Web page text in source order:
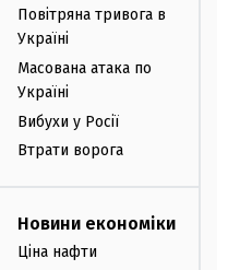
Повітряна тривога в
Україні
Масована атака по
Україні
Вибухи у Росії
Втрати ворога
Новини економіки
Ціна нафти